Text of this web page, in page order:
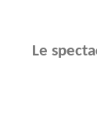
Le